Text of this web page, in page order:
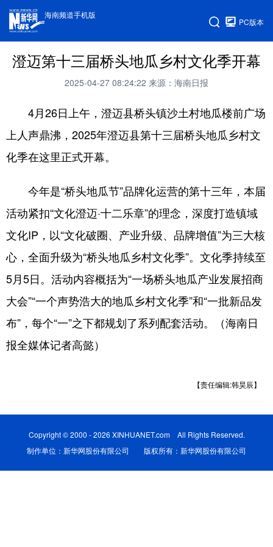
海南频道手机版
PC版本
澄迈第十三届桥头地瓜乡村文化季开幕
2025-04-27 08:24:22 来源：海南日报
4月26日上午，澄迈县桥头镇沙土村地瓜楼前广场
上人声鼎沸，2025年澄迈县第十三届桥头地瓜乡村文
化季在这里正式开幕。
今年是“桥头地瓜节”品牌化运营的第十三年，本届
活动紧扣“文化澄迈·十二乐章”的理念，深度打造镇域
文化IP，以“文化破圈、产业升级、品牌增值”为三大核
心，全面升级为“桥头地瓜乡村文化季”。文化季持续至
5月5日。活动内容概括为“一场桥头地瓜产业发展招商
大会”“一个声势浩大的地瓜乡村文化季”和“一批新品发
布”，每个“一”之下都规划了系列配套活动。（海南日
报全媒体记者高懿）
【责任编辑:韩昊辰】
Copyright © 2000 - 2026 XINHUANET.com All Rights Reserved.
制作单位：新华网股份有限公司 版权所有：新华网股份有限公司